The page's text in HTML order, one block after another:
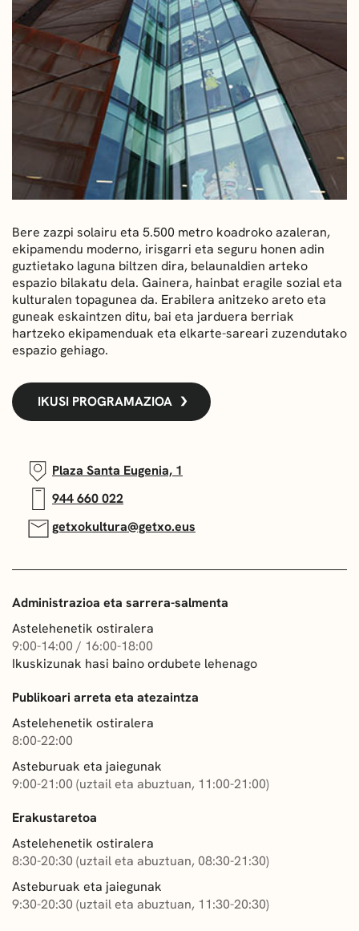
DEIALDIAK
BERRIAK
GETXO KULTURA
KULTUR ELKARTEAK
Bere zazpi solairu eta 5.500 metro koadroko azaleran,
ekipamendu moderno, irisgarri eta seguru honen adin
guztietako laguna biltzen dira, belaunaldien arteko
espazio bilakatu dela. Gainera, hainbat eragile sozial eta
kulturalen topagunea da. Erabilera anitzeko areto eta
guneak eskaintzen ditu, bai eta jarduera berriak
hartzeko ekipamenduak eta elkarte-sareari zuzendutako
espazio gehiago.
IKUSI PROGRAMAZIOA
Plaza Santa Eugenia, 1
944 660 022
getxokultura@getxo.eus
Administrazioa eta sarrera-salmenta
Astelehenetik ostiralera
9:00-14:00 / 16:00-18:00
Ikuskizunak hasi baino ordubete lehenago
Publikoari arreta eta atezaintza
Astelehenetik ostiralera
8:00-22:00
Asteburuak eta jaiegunak
9:00-21:00 (uztail eta abuztuan, 11:00-21:00)
Erakustaretoa
Astelehenetik ostiralera
8:30-20:30 (uztail eta abuztuan, 08:30-21:30)
Asteburuak eta jaiegunak
9:30-20:30 (uztail eta abuztuan, 11:30-20:30)